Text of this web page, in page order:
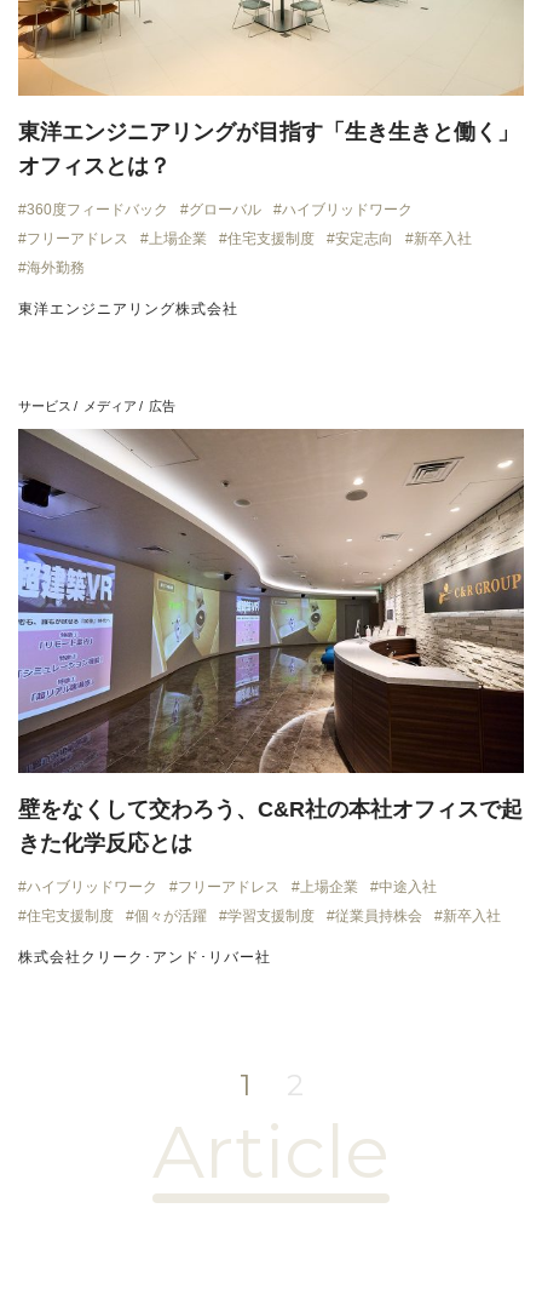
東洋エンジニアリングが目指す「生き生きと働く」
オフィスとは？
360度フィードバック グローバル
ハイブリッドワーク
フリーアドレス
上場企業 住宅支援制度 安定志向
新卒入社
海外勤務
東洋エンジニアリング株式会社
サービス メディア 広告
壁をなくして交わろう、C&R社の本社オフィスで起
きた化学反応とは
ハイブリッドワーク フリーアドレス 上場企業
中途入社
住宅支援制度
個々が活躍 学習支援制度 従業員持株会 新卒入社
株式会社クリーク･アンド･リバー社
1 2
Article